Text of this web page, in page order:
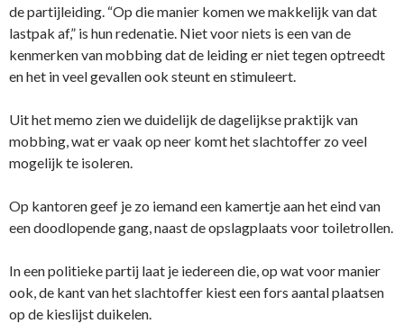
de partijleiding. “Op die manier komen we makkelijk van dat
lastpak af,” is hun redenatie. Niet voor niets is een van de
kenmerken van mobbing dat de leiding er niet tegen optreedt
en het in veel gevallen ook steunt en stimuleert.
Uit het memo zien we duidelijk de dagelijkse praktijk van
mobbing, wat er vaak op neer komt het slachtoffer zo veel
mogelijk te isoleren.
Op kantoren geef je zo iemand een kamertje aan het eind van
een doodlopende gang, naast de opslagplaats voor toiletrollen.
In een politieke partij laat je iedereen die, op wat voor manier
ook, de kant van het slachtoffer kiest een fors aantal plaatsen
op de kieslijst duikelen.